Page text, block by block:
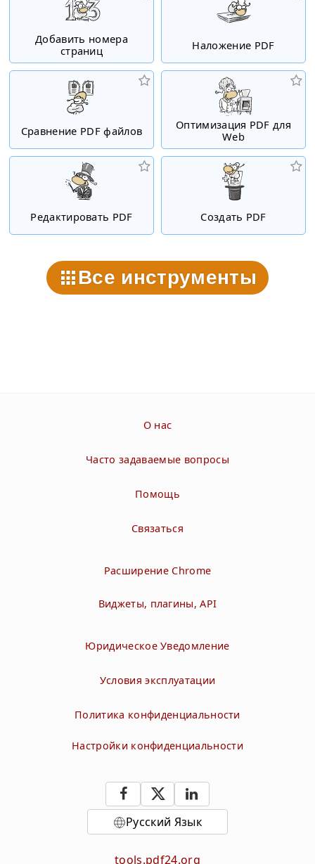
Добавить номера
страниц
Наложение PDF
Сравнение PDF файлов
Оптимизация PDF для
Web
Редактировать PDF Создать PDF
Все инструменты
О нас
Часто задаваемые вопросы
Помощь
Связаться
Расширение Chrome
Виджеты, плагины, API
Юридическое Уведомление
Условия эксплуатации
Политика конфиденциальности
Настройки конфиденциальности
Русский Язык
tools.pdf24.org